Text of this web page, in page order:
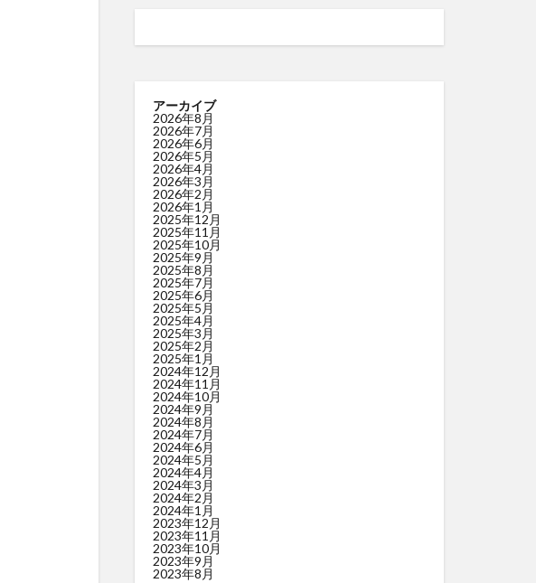
アーカイブ
2026年8月
2026年7月
2026年6月
2026年5月
2026年4月
2026年3月
2026年2月
2026年1月
2025年12月
2025年11月
2025年10月
2025年9月
2025年8月
2025年7月
2025年6月
2025年5月
2025年4月
2025年3月
2025年2月
2025年1月
2024年12月
2024年11月
2024年10月
2024年9月
2024年8月
2024年7月
2024年6月
2024年5月
2024年4月
2024年3月
2024年2月
2024年1月
2023年12月
2023年11月
2023年10月
2023年9月
2023年8月